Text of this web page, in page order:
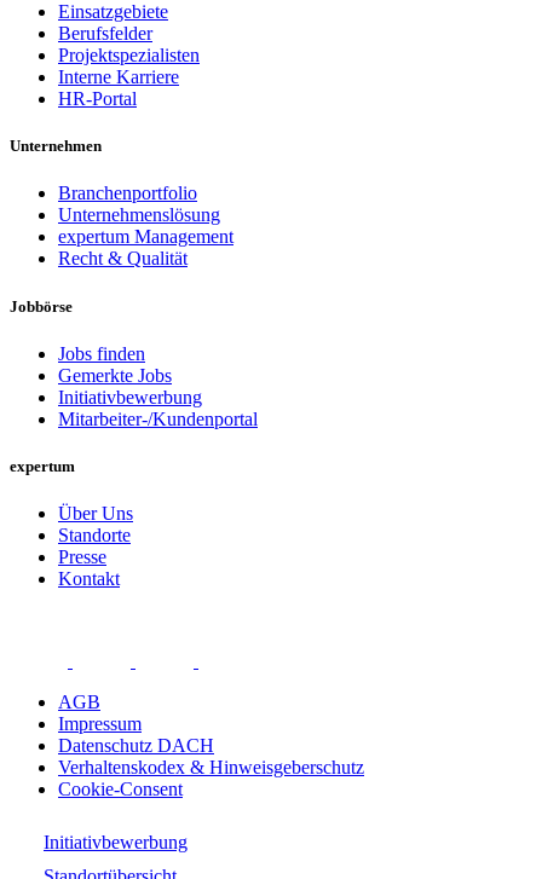
Einsatzgebiete
Berufsfelder
Projektspezialisten
Interne Karriere
HR-Portal
Unternehmen
Branchenportfolio
Unternehmenslösung
expertum Management
Recht & Qualität
Jobbörse
Jobs finden
Gemerkte Jobs
Initiativbewerbung
Mitarbeiter-/Kundenportal
expertum
Über Uns
Standorte
Presse
Kontakt
AGB
Impressum
Datenschutz DACH
Verhaltenskodex & Hinweisgeberschutz
Cookie-Consent
Initiativbewerbung